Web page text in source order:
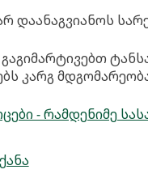
დაანაგვიანოს
კარგ
- რამდენიმე